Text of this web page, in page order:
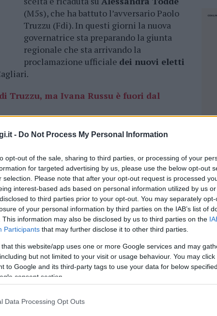
- Do Not Process My Personal Information
opt-out of the sale, sharing to third parties, or processing of your
for targeted advertising by us, please use the below opt-out
selection. Please note that after your opt-out request is processed
interest-based ads based on personal information utilized by us
to third parties prior to your opt-out. You may separately
of your personal information by third parties on the IAB’s list of
This information may also be disclosed by us to third parties on the
Participants that may further disclose it to other third parties.
that this website/app uses one or more Google services and may
but not limited to your visit or usage behaviour. You may
to Google and its third-party tags to use your data for below
consent section.
Data Processing Opt Outs
(M5s), che ha battuto l’avversario Paolo
Truzzu (Fdi). In questi giorni la nuova
governatrice sta preparando la giunta
regionale che sta arrivando la
proclamazione ufficiale dei nuovi eletti
Truzzu, ma Ivana Russu è fuori dal
lanuova governatricedovrà
territori dell’Isola, in parte disattese
sono differenti e urgenti: si va dalla
al lavoro, trasporti, turismo . Tra
molte richieste alla nuova presidente della
Gallura e della Sardegna alla presidente
sardi e della Gallura, alla
si è insediata in Regione, dopo la vittoria
2024. Le esigenze sono comuni in tutto il
dei commercianti di Olbia
le lororichieste del settore